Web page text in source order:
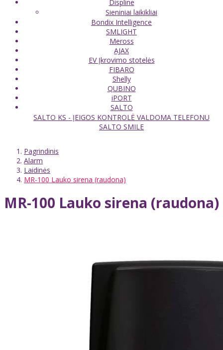
Displine
Sieniniai laikikliai
Bondix Intelligence
SMLIGHT
Meross
AJAX
EV Įkrovimo stotelės
FIBARO
Shelly
QUBINO
iPORT
SALTO
SALTO KS - ĮEIGOS KONTROLĖ VALDOMA TELEFONU
SALTO SMILE
Pagrindinis
Alarm
Laidinės
MR-100 Lauko sirena (raudona)
MR-100 Lauko sirena (raudona)